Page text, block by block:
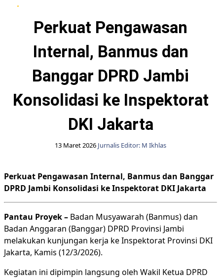
Perkuat Pengawasan
Internal, Banmus dan
Banggar DPRD Jambi
Konsolidasi ke Inspektorat
DKI Jakarta
13 Maret 2026 Jurnalis Editor: M Ikhlas
Perkuat Pengawasan Internal, Banmus dan Banggar
DPRD Jambi Konsolidasi ke Inspektorat DKI Jakarta
Pantau Proyek – Badan Musyawarah (Banmus) dan
Badan Anggaran (Banggar) DPRD Provinsi Jambi
melakukan kunjungan kerja ke Inspektorat Provinsi DKI
Jakarta, Kamis (12/3/2026).
Kegiatan ini dipimpin langsung oleh Wakil Ketua DPRD